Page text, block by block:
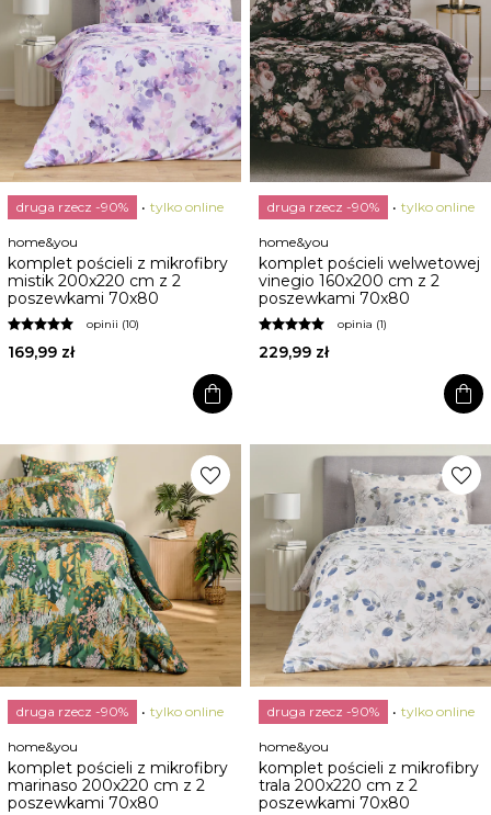
druga rzecz -90% tylko online
home&you
komplet pościeli z mikrofibry
mistik 200x220 cm z 2
poszewkami 70x80
opinii (10)
169,99 zł
shopping_bag
druga rzecz -90% tylko online
home&you
komplet pościeli welwetowej
vinegio 160x200 cm z 2
poszewkami 70x80
opinia (1)
229,99 zł
shopping_bag
favorite
druga rzecz -90% tylko online
home&you
komplet pościeli z mikrofibry
marinaso 200x220 cm z 2
poszewkami 70x80
favorite
druga rzecz -90% tylko online
home&you
komplet pościeli z mikrofibry
trala 200x220 cm z 2
poszewkami 70x80